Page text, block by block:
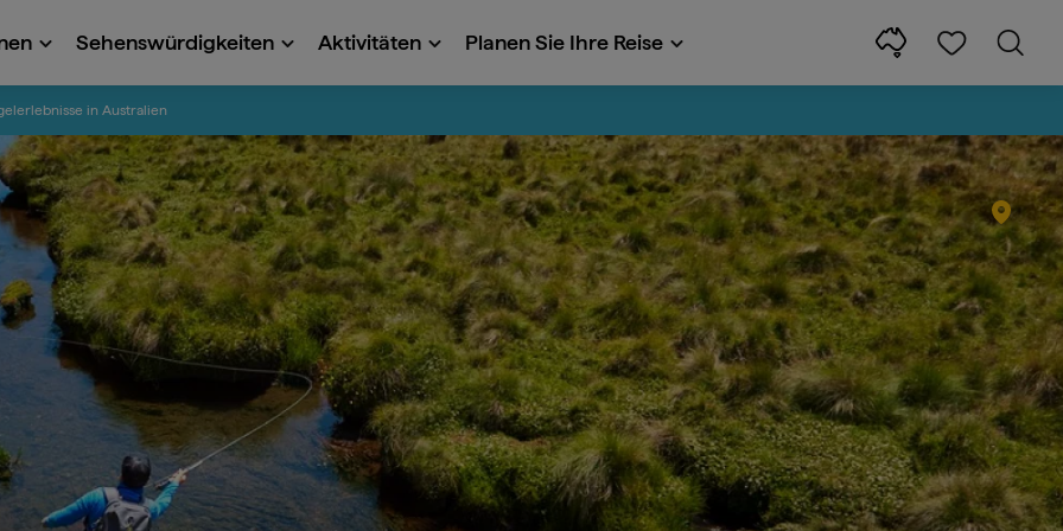
Sehenswürdigkeiten Aktivitäten Planen Sie Ihre Reise
in Australien